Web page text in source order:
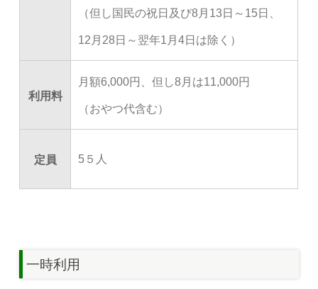
（但し国民の祝日及び8月13日～15日、
12月28日～翌年1月4日は除く）
利用料
月額6,000円、但し8月は11,000円
（おやつ代含む）
定員 5５人
一時利用